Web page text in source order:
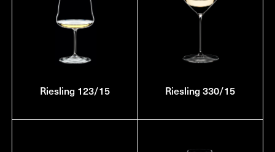
Riesling 123/15 Riesling 330/15